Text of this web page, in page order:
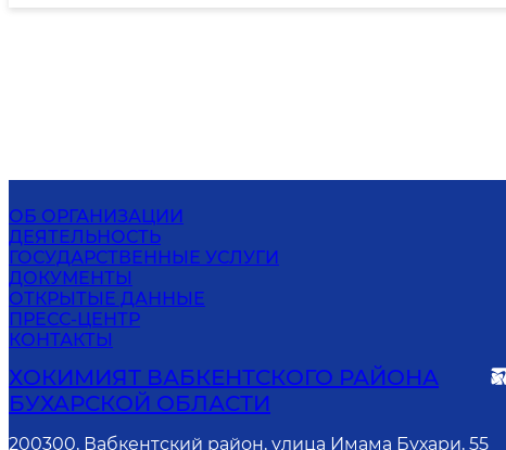
ОБ ОРГАНИЗАЦИИ
ДЕЯТЕЛЬНОСТЬ
ГОСУДАРСТВЕННЫЕ УСЛУГИ
ДОКУМЕНТЫ
ОТКРЫТЫЕ ДАННЫЕ
ПРЕСС-ЦЕНТР
КОНТАКТЫ
ХОКИМИЯТ ВАБКЕНТСКОГО РАЙОНА
БУХАРСКОЙ ОБЛАСТИ
200300, Вабкентский район, улица Имама Бухари, 55